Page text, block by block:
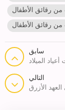
من رقائق الأطفال
من رقائق الأطفال
سابق
التالي
الأزرق